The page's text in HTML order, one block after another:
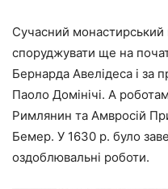
Сучасний
споруджувати ще на
Бернарда Авелідеса і за
Паоло Домінічі. А
Римлянин та Амвросій
Бемер. У 1630 р. було
оздоблювальні роботи.